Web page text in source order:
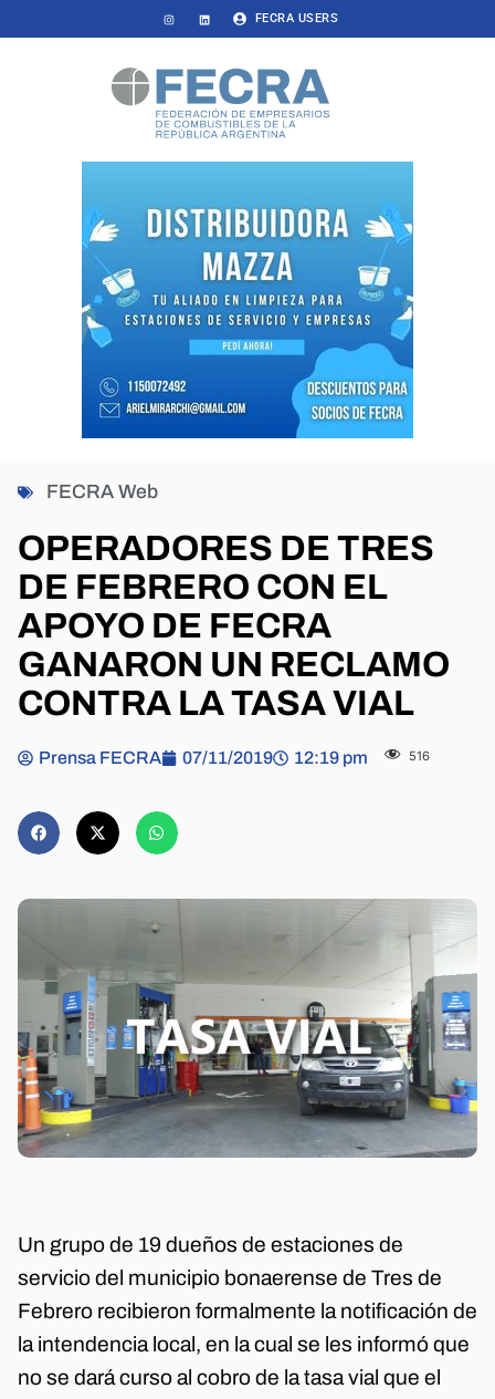
FECRA USERS
FECRA Web
OPERADORES DE TRES
DE FEBRERO CON EL
APOYO DE FECRA
GANARON UN RECLAMO
CONTRA LA TASA VIAL
Prensa FECRA 07/11/2019 12:19 pm 516
Un grupo de 19 dueños de estaciones de
servicio del municipio bonaerense de Tres de
Febrero recibieron formalmente la notificación de
la intendencia local, en la cual se les informó que
no se dará curso al cobro de la tasa vial que el